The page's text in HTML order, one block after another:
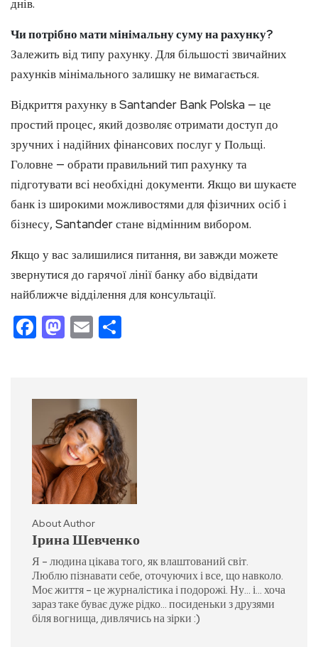
днів.
Чи потрібно мати мінімальну суму на рахунку?
Залежить від типу рахунку. Для більшості звичайних
рахунків мінімального залишку не вимагається.
Відкриття рахунку в Santander Bank Polska — це
простий процес, який дозволяє отримати доступ до
зручних і надійних фінансових послуг у Польщі.
Головне — обрати правильний тип рахунку та
підготувати всі необхідні документи. Якщо ви шукаєте
банк із широкими можливостями для фізичних осіб і
бізнесу, Santander стане відмінним вибором.
Якщо у вас залишилися питання, ви завжди можете
звернутися до гарячої лінії банку або відвідати
найближче відділення для консультації.
Facebook
Mastodon
Email
About Author
Ірина Шевченко
Я - людина цікава того, як влаштований світ.
Люблю пізнавати себе, оточуючих і все, що навколо.
Моє життя - це журналістика і подорожі. Ну... і... хоча
зараз таке буває дуже рідко... посиденьки з друзями
біля вогнища, дивлячись на зірки :)